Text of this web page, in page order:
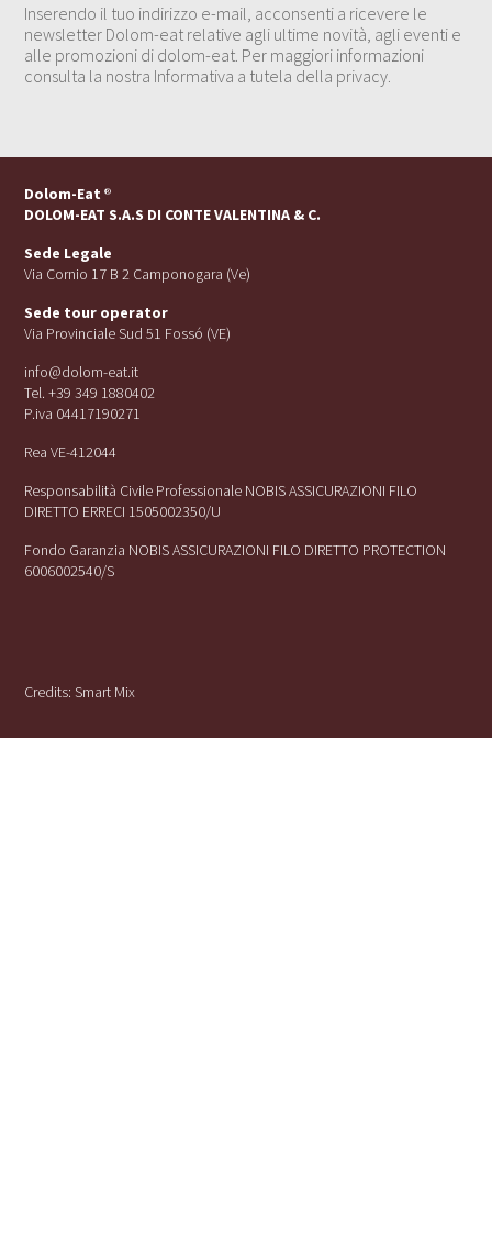
Inserendo il tuo indirizzo e-mail, acconsenti a ricevere le
newsletter Dolom-eat relative agli ultime novità, agli eventi e
alle promozioni di dolom-eat. Per maggiori informazioni
consulta la nostra Informativa a tutela della privacy.
Dolom-Eat ®
DOLOM-EAT S.A.S DI CONTE VALENTINA & C.
Sede Legale
Via Cornio 17 B 2 Camponogara (Ve)
Sede tour operator
Via Provinciale Sud 51 Fossó (VE)
info@dolom-eat.it
Tel. +39 349 1880402
P.iva 04417190271
Rea VE-412044
Responsabilità Civile Professionale NOBIS ASSICURAZIONI FILO
DIRETTO ERRECI 1505002350/U
Fondo Garanzia NOBIS ASSICURAZIONI FILO DIRETTO PROTECTION
6006002540/S
Credits:Smart Mix